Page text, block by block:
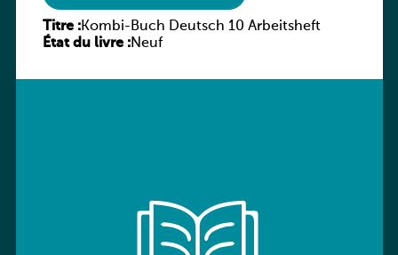
Titre :Kombi-Buch Deutsch 10 Arbeitsheft
État du livre :Neuf